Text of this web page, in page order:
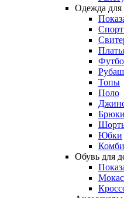
Одежда для
Топы
Поло
Брюки
Юбки
Обувь для